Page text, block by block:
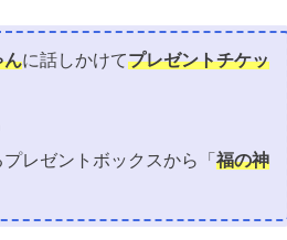
んに話しかけてプレゼントチケッ
レゼントボックスから「福の神